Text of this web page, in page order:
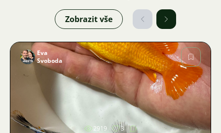
Zobrazit vše
Obrázek
Eva
Svoboda
2919 3